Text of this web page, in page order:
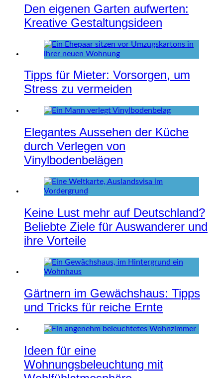
Den eigenen Garten aufwerten:
Kreative Gestaltungsideen
Tipps für Mieter: Vorsorgen, um
Stress zu vermeiden
Elegantes Aussehen der Küche
durch Verlegen von
Vinylbodenbelägen
Keine Lust mehr auf Deutschland?
Beliebte Ziele für Auswanderer und
ihre Vorteile
Gärtnern im Gewächshaus: Tipps
und Tricks für reiche Ernte
Ideen für eine
Wohnungsbeleuchtung mit